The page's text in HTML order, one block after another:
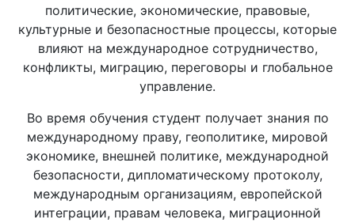
политические, экономические, правовые,
культурные и безопасностные процессы, которые
влияют на международное сотрудничество,
конфликты, миграцию, переговоры и глобальное
управление.
Во время обучения студент получает знания по
международному праву, геополитике, мировой
экономике, внешней политике, международной
безопасности, дипломатическому протоколу,
международным организациям, европейской
интеграции, правам человека, миграционной